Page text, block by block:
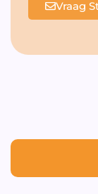
Vraag